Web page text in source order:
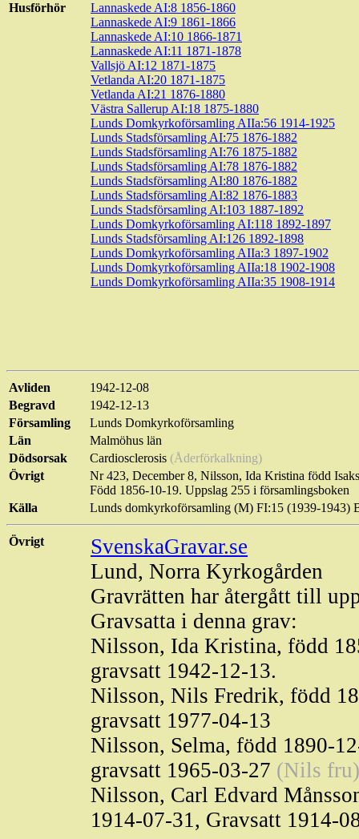
Husförhör
Lannaskede AI:8 1856-1860
Lannaskede AI:9 1861-1866
Lannaskede AI:10 1866-1871
Lannaskede AI:11 1871-1878
Vallsjö AI:12 1871-1875
Vetlanda AI:20 1871-1875
Vetlanda AI:21 1876-1880
Västra Sallerup AI:18 1875-1880
Lunds Domkyrkoförsamling AIIa:56 1914-1925
Lunds Stadsförsamling AI:75 1876-1882
Lunds Stadsförsamling AI:76 1875-1882
Lunds Stadsförsamling AI:78 1876-1882
Lunds Stadsförsamling AI:80 1876-1882
Lunds Stadsförsamling AI:82 1876-1883
Lunds Stadsförsamling AI:103 1887-1892
Lunds Domkyrkoförsamling AI:118 1892-1897
Lunds Stadsförsamling AI:126 1892-1898
Lunds Domkyrkoförsamling AIIa:3 1897-1902
Lunds Domkyrkoförsamling AIIa:18 1902-1908
Lunds Domkyrkoförsamling AIIa:35 1908-1914
Avliden
1942-12-08
Begravd
1942-12-13
Församling
Lunds Domkyrkoförsamling
Län
Malmöhus län
Dödsorsak
Cardiosclerosis (Åderförkalkning)
Övrigt
Nr 423, December8, Nilsson, Ida Kristina född
Född 1856-10-19. Uppslag 255 i församlingsboken
Källa
Lunds domkyrkoförsamling (M) FI:15 (1939-1943)
Övrigt
SvenskaGravar.se
Lund, Norra Kyrkogården
Gravrätten har återgått till
Gravsatta i denna grav:
Nilsson, Ida Kristina, född
gravsatt 1942-12-13.
Nilsson, Nils Fredrik, född
gravsatt 1977-04-13
Nilsson, Selma, född 1890-
gravsatt 1965-03-27 (Nils fru)
Nilsson, Carl Edvard
1914-07-31, Gravsatt 1914-